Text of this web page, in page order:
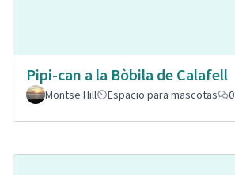
Pipi-can a la Bòbila de Calafell
Montse Hill
Espacio para mascotas 0